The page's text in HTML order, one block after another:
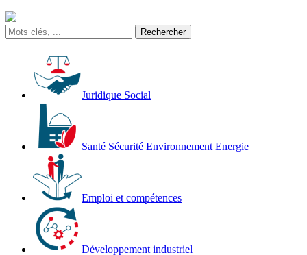
Juridique Social
Santé Sécurité Environnement Energie
Emploi et compétences
Développement industriel